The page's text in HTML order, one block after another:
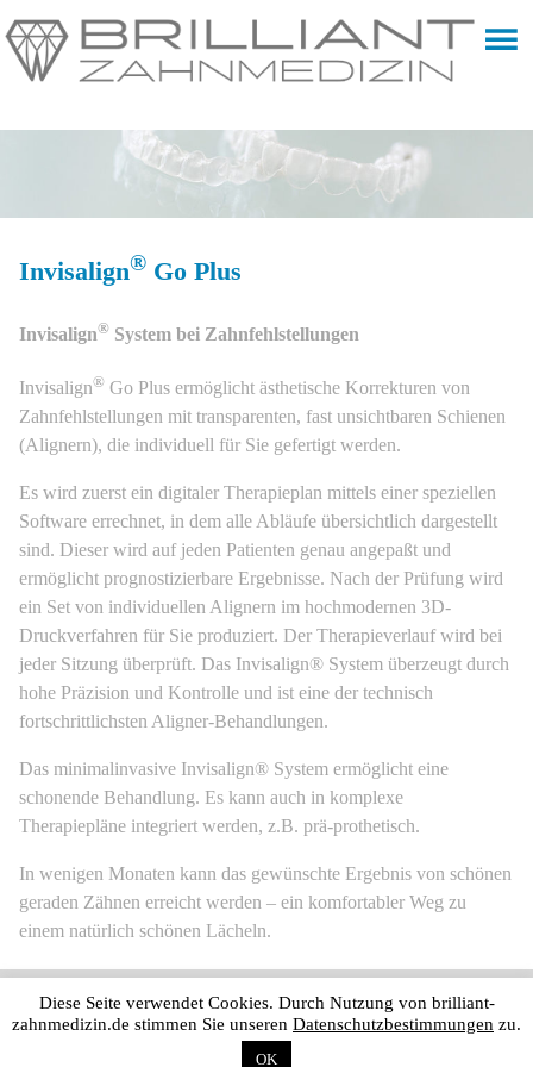
Invisalign® Go Plus
Invisalign® System bei Zahnfehlstellungen
Invisalign® Go Plus ermöglicht ästhetische Korrekturen von
Zahnfehlstellungen mit transparenten, fast unsichtbaren Schienen
(Alignern), die individuell für Sie gefertigt werden.
Es wird zuerst ein digitaler Therapieplan mittels einer speziellen
Software errechnet, in dem alle Abläufe übersichtlich dargestellt
sind. Dieser wird auf jeden Patienten genau angepaßt und
ermöglicht prognostizierbare Ergebnisse. Nach der Prüfung wird
ein Set von individuellen Alignern im hochmodernen 3D-
Druckverfahren für Sie produziert. Der Therapieverlauf wird bei
jeder Sitzung überprüft. Das Invisalign® System überzeugt durch
hohe Präzision und Kontrolle und ist eine der technisch
fortschrittlichsten Aligner-Behandlungen.
Das minimalinvasive Invisalign® System ermöglicht eine
schonende Behandlung. Es kann auch in komplexe
Therapiepläne integriert werden, z.B. prä-prothetisch.
In wenigen Monaten kann das gewünschte Ergebnis von schönen
geraden Zähnen erreicht werden – ein komfortabler Weg zu
einem natürlich schönen Lächeln.
Bruchfeldstraße 31 | 60528 Frankfurt-Niederrad
Telefon:069 - 67 72 40 02
info@brilliant-zahnmedizin.de
Diese Seite verwendet Cookies. Durch Nutzung von brilliant-
zahnmedizin.de stimmen Sie unseren Datenschutzbestimmungen zu.
OK